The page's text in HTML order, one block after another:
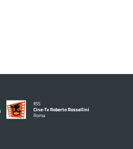
IISS
Cine-Tv Roberto Rossellini
Roma